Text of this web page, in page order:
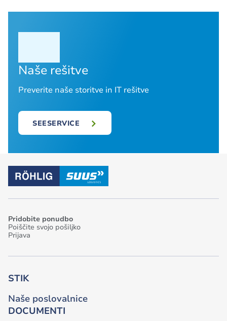
Naše rešitve
Preverite naše storitve in IT rešitve
SEESERVICE
Pridobite ponudbo
Poiščite svojo pošiljko
Prijava
STIK
Naše poslovalnice
DOCUMENTI